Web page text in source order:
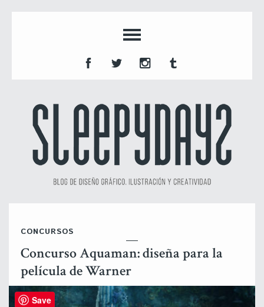
CONCURSOS
Concurso Aquaman: diseña para la
película de Warner
Save